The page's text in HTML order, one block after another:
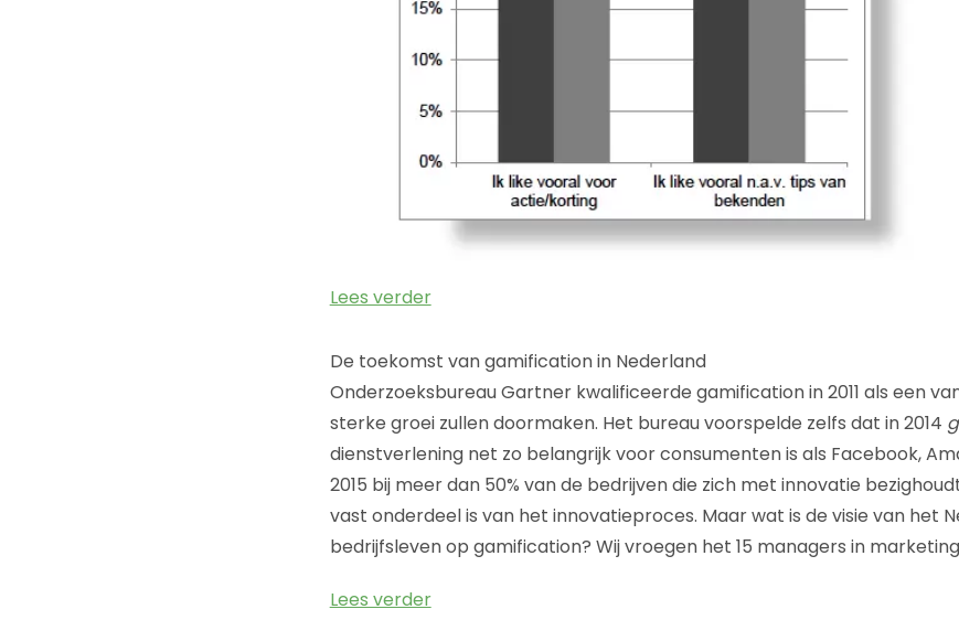
Lees verder
De toekomst van gamification in Nederland
Onderzoeksbureau Gartner kwalificeerde gamification in 2011 als een
sterke groei zullen doormaken. Het bureau voorspelde zelfs dat in 2014
dienstverlening net zo belangrijk voor consumenten is als Facebook,
2015 bij meer dan 50% van de bedrijven die zich met innovatie
vast onderdeel is van het innovatieproces. Maar wat is de visie van het
bedrijfsleven op gamification? Wij vroegen het 15 managers in marketing,
Lees verder